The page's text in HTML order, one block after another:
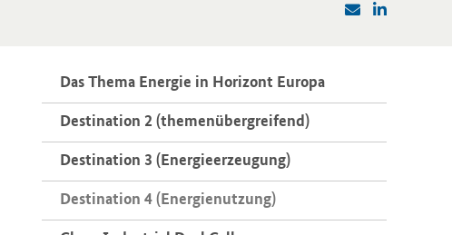
Das Thema En­er­gie in Ho­ri­zont Eu­ro­pa
De­sti­na­ti­on 2 (the­men­über­grei­fend)
De­sti­na­ti­on 3 (En­er­gie­er­zeu­gung)
De­sti­na­ti­on 4 (En­er­gie­nut­zung)